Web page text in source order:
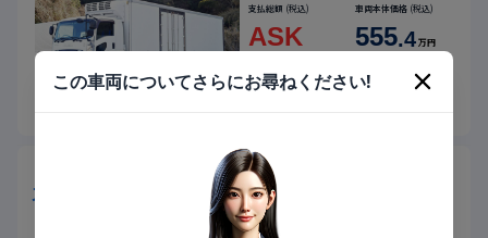
支払総額 (税込)
ASK
車両本体価格 (税込)
555.4万円
積載
kg
住所 静岡県
スタンバイ付き-30度低温冷蔵冷凍大型積載12.8t
お問い合わせ番号 ：
この車両についてさらにお尋ねください!